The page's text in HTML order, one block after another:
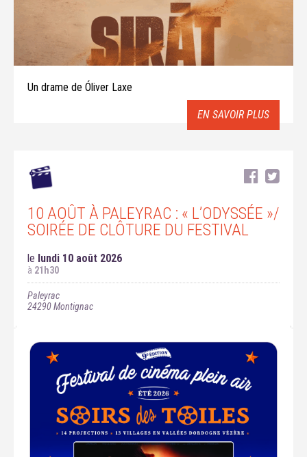
Un drame de Óliver Laxe
EN SAVOIR PLUS
10 AOÛT À PALEYRAC : « L’ODYSSÉE »/
SOIRÉE DE CLÔTURE DU FESTIVAL
le lundi 10 août 2026
à 21h30
Paleyrac
24290Montignac